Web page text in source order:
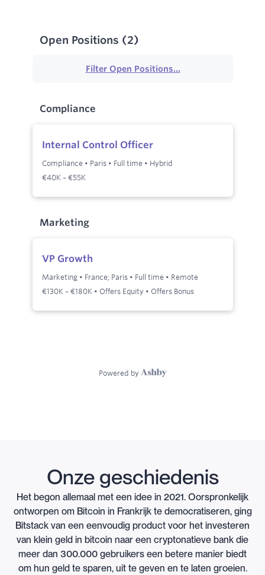
Onze geschiedenis
Het begon allemaal met een idee in 2021. Oorspronkelijk
ontworpen om Bitcoin in Frankrijk te democratiseren, ging
Bitstack van een eenvoudig product voor het investeren
van klein geld in bitcoin naar een cryptonatieve bank die
meer dan 300.000 gebruikers een betere manier biedt
om hun geld te sparen, uit te geven en te laten groeien.